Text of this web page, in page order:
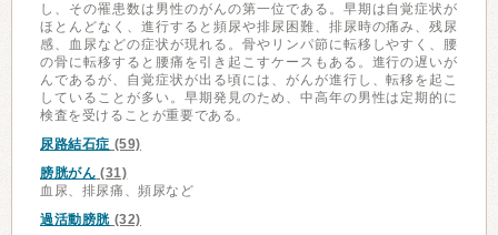
し、その罹患数は男性のがんの第一位である。早期は自覚症状が
ほとんどなく、進行すると頻尿や排尿困難、排尿時の痛み、残尿
感、血尿などの症状が現れる。骨やリンパ節に転移しやすく、腰
の骨に転移すると腰痛を引き起こすケースもある。進行の遅いが
んであるが、自覚症状が出る頃には、がんが進行し、転移を起こ
していることが多い。早期発見のため、中高年の男性は定期的に
検査を受けることが重要である。
尿路結石症 (59)
膀胱がん (31)
血尿、排尿痛、頻尿など
過活動膀胱 (32)